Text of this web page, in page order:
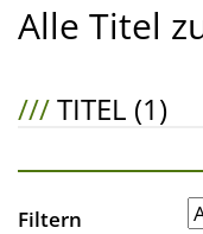
Alle Titel
///TITEL (1)
Filtern